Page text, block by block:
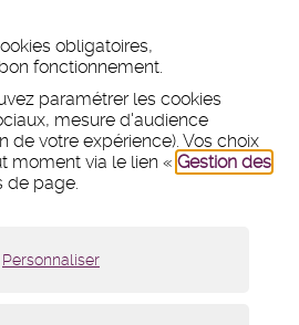
obligatoires,
fonctionnement.
paramétrer les cookies
mesure d'audience
de votre expérience). Vos choix
moment via le lien « Gestion des
de page.
Personnaliser
1918